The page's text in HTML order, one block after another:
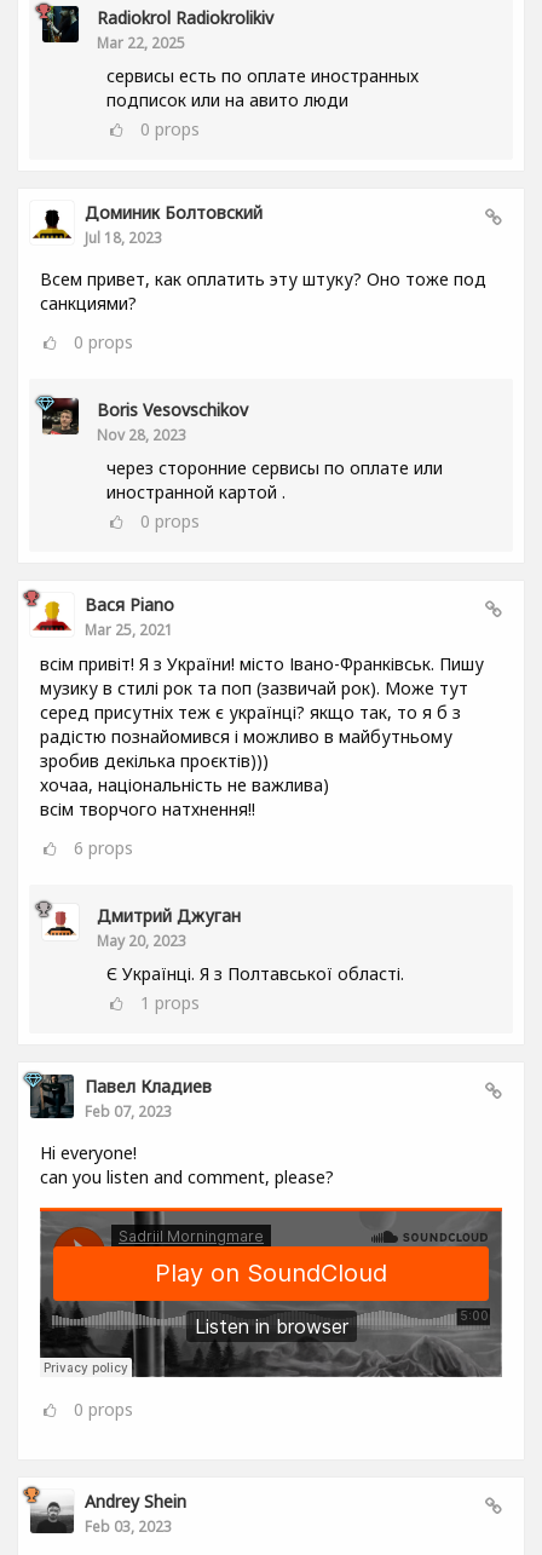
Radiokrol Radiokrolikiv
Mar 22, 2025
сервисы есть по оплате иностранных
подписок или на авито люди
0 props
Доминик Болтовский
Jul 18, 2023
Всем привет, как оплатить эту штуку? Оно тоже под
санкциями?
0 props
Boris Vesovschikov
Nov 28, 2023
через сторонние сервисы по оплате или
иностранной картой .
0 props
Вася Piano
Mar 25, 2021
всім привіт! Я з України! місто Івано-Франківськ. Пишу
музику в стилі рок та поп (зазвичай рок). Може тут
серед присутніх теж є українці? якщо так, то я б з
радістю познайомився і можливо в майбутньому
зробив декілька проєктів)))
хочаа, національність не важлива)
всім творчого натхнення!!
6 props
Дмитрий Джуган
May 20, 2023
Є Українці. Я з Полтавської області.
1 props
Павел Кладиев
Feb 07, 2023
Hi everyone!
can you listen and comment, please?
0 props
Andrey Shein
Feb 03, 2023